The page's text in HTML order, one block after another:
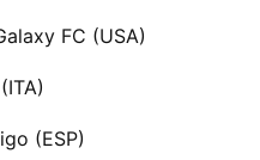
FC (USA)
(ESP)